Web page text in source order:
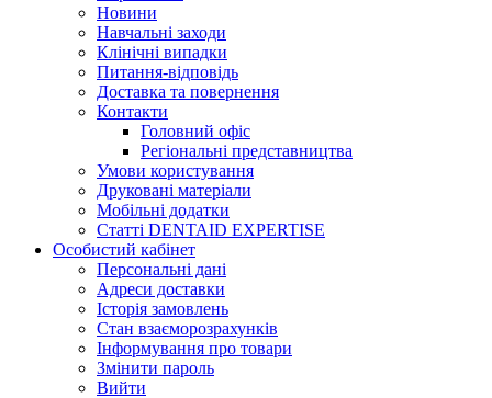
Новини
Навчальні заходи
Клінічні випадки
Питання-відповідь
Доставка та повернення
Контакти
Головний офіс
Регіональні представництва
Умови користування
Друковані матеріали
Мобільні додатки
Статті DENTAID EXPERTISE
Особистий кабінет
Персональні дані
Адреси доставки
Історія замовлень
Стан взаєморозрахунків
Інформування про товари
Змінити пароль
Вийти